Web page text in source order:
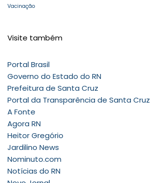
Vacinação
Visite também
Portal Brasil
Governo do Estado do RN
Prefeitura de Santa Cruz
Portal da Transparência de Santa Cruz
A Fonte
Agora RN
Heitor Gregório
Jardilino News
Nominuto.com
Notícias do RN